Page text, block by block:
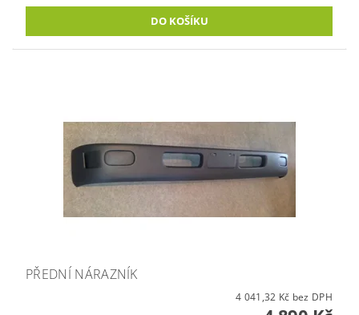
PŘEDNÍ NÁRAZNÍK
4 041,32 Kč bez DPH